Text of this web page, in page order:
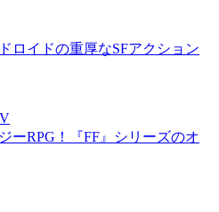
ロイドの重厚なSFアクション
ーRPG！『FF』シリーズのオ